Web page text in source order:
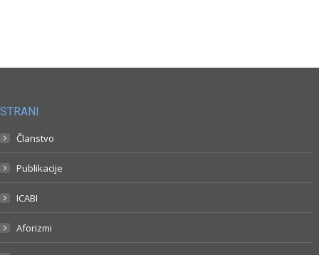
STRANI
Članstvo
Publikacije
ICABI
Aforizmi